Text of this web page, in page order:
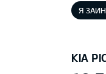
Я
KIA